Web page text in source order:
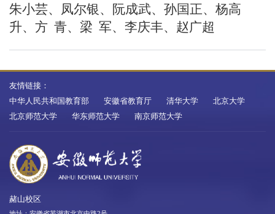
朱小芸、凤尔银、阮成武、孙国正、杨高
升、方 青、梁 军、李庆丰、赵广超
友情链接：
中华人民共和国教育部
安徽省教育厅 清华大学
北京大学
北京师范大学
华东师范大学 南京师范大学
赭山校区